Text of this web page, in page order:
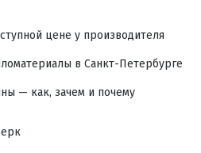
цене у производителя
в Санкт-Петербурге
— как, зачем и почему